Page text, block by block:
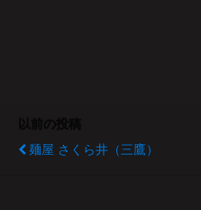
麺屋 さくら井（三鷹）